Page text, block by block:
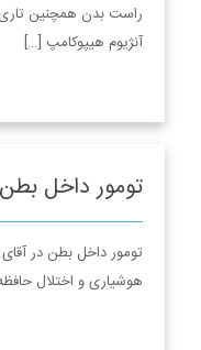
راست بدن همچنین
آنژیوم هیپوکامپ […]
تومور داخل بطن
هوشیاری و اختلال